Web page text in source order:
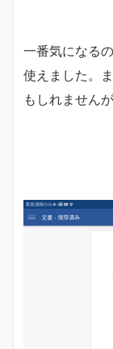
一番気になる
使えました。
もしれません